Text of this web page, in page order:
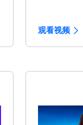
观看视频